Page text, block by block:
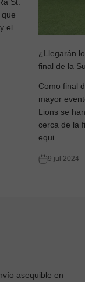
el
¿Llegarán
final de la
Como final
mayor
Lions se
cerca de la
equi...
9 jul 2024
asequible en